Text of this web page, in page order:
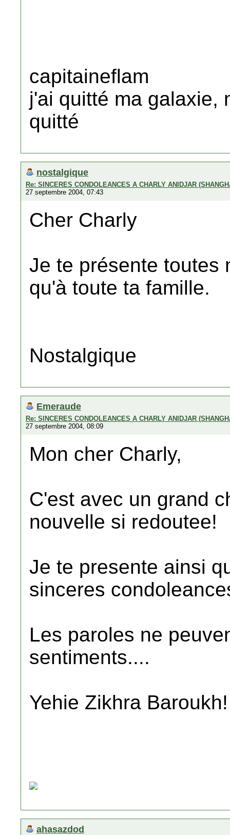
capitaineflam
j'ai quitté ma galaxie,
quitté
nostalgique
Re: SINCERES CONDOLEANCES A CHARLY ANIDJAR
27 septembre 2004, 07:43
Cher Charly
Je te présente toutes
qu'à toute ta famille.
Nostalgique
Emeraude
Re: SINCERES CONDOLEANCES A CHARLY ANIDJAR
27 septembre 2004, 08:09
Mon cher Charly,
C'est avec un grand
nouvelle si redoutee!
Je te presente ainsi
sinceres
Les paroles ne
sentiments....
Yehie Zikhra Baroukh!
ahasazdod